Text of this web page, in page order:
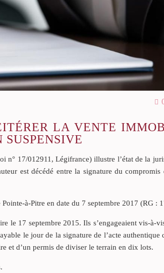
LA VENTE
n° 17/012911, Légifrance) illustre l’état de la
est décédé entre la signature du compromis
à-Pitre en date du 7 septembre 2017 (RG :
le 17 septembre 2015. Ils s’engageaient vis-à-
le jour de la signature de l’acte authentique
et d’un permis de diviser le terrain en dix lots.